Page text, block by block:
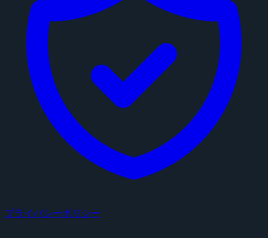
プライバシーポリシー